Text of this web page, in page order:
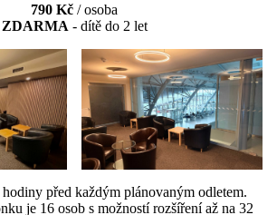
790 Kč / osoba
ZDARMA - dítě do 2 let
hodiny před každým plánovaným odletem.
je 16 osob s možností rozšíření až na 32